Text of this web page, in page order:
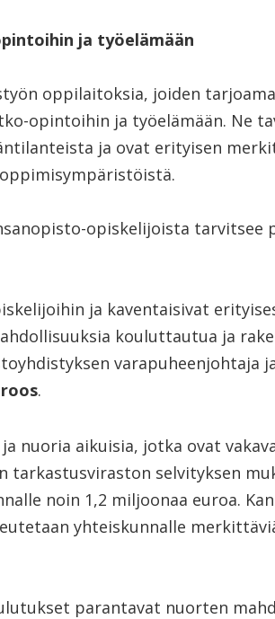
ja työelämään
oppilaitoksia, joiden
opintoihin ja työelämään. Ne
ja ovat erityisen
opiskelijoista tarvitsee
ja kaventaisivat
kouluttautua ja
varapuheenjohtaja
.
nuoria aikuisia, jotka ovat
tarkastusviraston selvityksen
noin 1,2 miljoonaa euroa.
yhteiskunnalle
parantavat nuorten